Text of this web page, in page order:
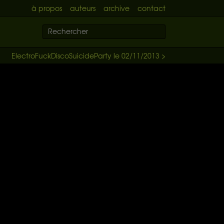
à propos auteurs archive contact
ElectroFuckDiscoSuicideParty le 02/11/2013 >